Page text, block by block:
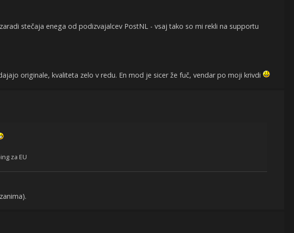
stečaja enega od podizvajalcev PostNL - vsaj tako so mi rekli na supportu
originale, kvaliteta zelo v redu. En mod je sicer že fuč, vendar po moji krivdi
za EU